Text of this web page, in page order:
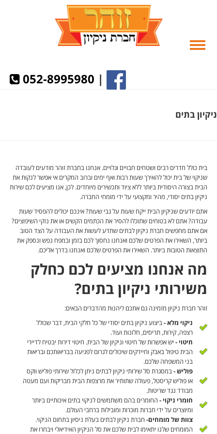
|
052-8995980
ניקיון בתים
בית כולל חדרים רבים ושטחים חבויים וגלויים. אנחנו בחברת זוהר מודעים לעובדה
שניקוי של בית יכול להאירך שעות רבות ואף ימים וברוב המקרים אי אפשר לנקות את
הבית בצורה היסודית ביותר ללא ציוד ותכשירים מיוחדים. לכן, אנו מציעים לכם שירות
ניקיון בתים יסודי, מהיר ומקצועי על ידי מומחי החברה.
אתם יודעים שניקיון הבית ייקח שעות על גבי שעות? אינכם יכולים להפסיד שעות
עבודה? אתם לא בטוחים שתוכלו להסיר את הכתמים הקשים או את נזקי השיפוצים?
אם אתם מחפשים חברת ניקיון לבתים שתדע לעשות את העבודה על הצד הטוב
ביותר, השאירו את הפרטים שלכם ואנחנו נחסוך לכם בזמן ובמפח נפש ונספק את
התוצאות הטובות ביותר. השאירו את הפרטים שלכם ואנחנו בדרך אליכם.
מה אנחנו מציעים לכם כחלק
משירותי ניקיון בתים?
זוהר חברת ניקיון מזמינה גם אתכם ליהנות מהדברים הבאים:
ניקוי מלא -ביצוע ניקיון בתים יסודי של כל חלקי הבית, דבר שכולל
רצפה, קירות, תריסים, חלונות ועוד.
חיטוי - יש אפשרות של חיטוי וניקיון של הבית. חיטוי דירות יבטיח לדיירי
הבית טיפול באבק וחיידקים שיכולים לגרום לפגיעה בבריאותכם ובריאות
בני המשפחה שלכם.
פוליש -במסגרת סל שירותי ניקיון לבתים ניתן לכלול שירותי פוליש ווקס
או פוליש קריסטל, פעולה שתותיר את מרצפות הבית מבריקות ועם מעטה
מבודד נגד שריטות.
חומרי ניקוי - החומרים בהם משתמשים לניקוי בתים איכותיים ביותר
ומיוצרים על ידי חברות מוכרות ומובילות ברחבי העולם.
צוות של מומחים- חברת ניקיון לבתים בעלת ניסיון בתחום הניקוי.
המומחים שלנו יתאימו לבית שלכם את סל הניקיון האידיאלי ויבחרו את